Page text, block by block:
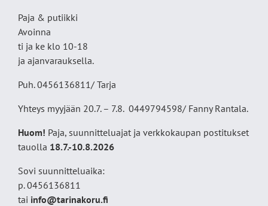
Paja & putiikki
Avoinna
ti ja ke klo 10-18
ja ajanvarauksella.
Puh. 0456136811/ Tarja
Yhteys myyjään 20.7. – 7.8. 0449794598/ Fanny Rantala.
Huom! Paja, suunnitteluajat ja verkkokaupan postitukset
tauolla 18.7.-10.8.2026
Sovi suunnitteluaika:
p. 0456136811
tai info@tarinakoru.fi